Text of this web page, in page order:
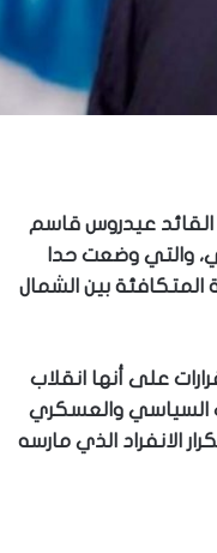
القائد عيدروس قاسم
والتي وضعت حدا
المتكافئة بين الشمال
على أنها انقلاب
السياسي والعسكري
الانفراد الذي مارسه